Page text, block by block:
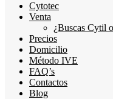
Cytotec
Venta
¿Buscas Cytil
Precios
Domicilio
Método IVE
FAQ’s
Contactos
Blog